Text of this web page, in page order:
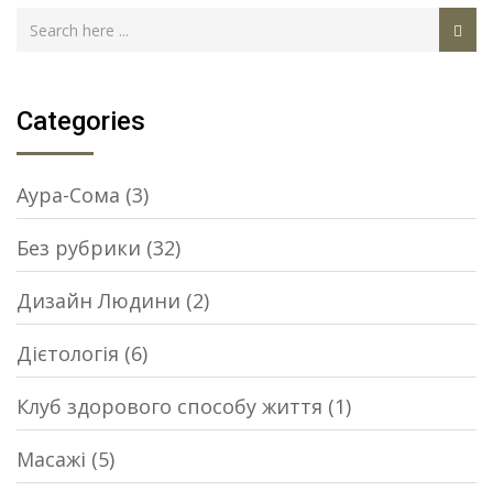
Categories
Аура-Сома (3)
Без рубрики (32)
Дизайн Людини (2)
Дієтологія (6)
Клуб здорового способу життя (1)
Масажі (5)